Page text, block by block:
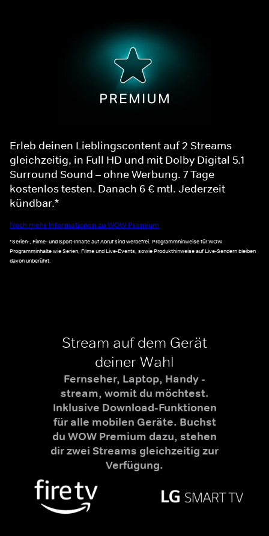
Erleb deinen Lieblingscontent auf 2 Streams
gleichzeitig, in Full HD und mit Dolby Digital 5.1
Surround Sound – ohne Werbung. 7 Tage
kostenlos testen. Danach 6 € mtl. Jederzeit
kündbar.*
Noch mehr Informationen zu WOW Premium
*Serien-, Filme- und Sport-Inhalte auf Abruf sind werbefrei. Programmhinweise für WOW
Programminhalte wie Serien, Filme und Live-Events, sowie Produkthinweise auf Live-Sendern bleiben
davon unberührt.
Stream auf dem Gerät
deiner Wahl
Fernseher, Laptop, Handy -
stream, womit du möchtest.
Inklusive Download-Funktionen
für alle mobilen Geräte. Buchst
du WOW Premium dazu, stehen
dir zwei Streams gleichzeitig zur
Verfügung.